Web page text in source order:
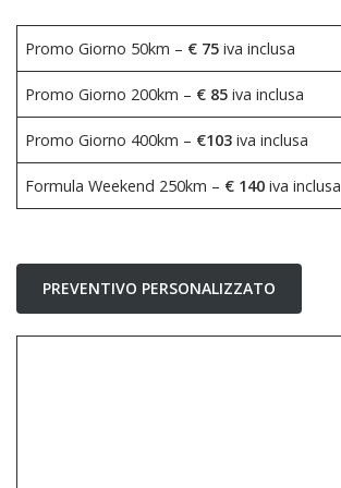
Promo Giorno 50km – € 75iva inclusa
Promo Giorno 200km – € 85iva inclusa
Promo Giorno 400km – €103 iva inclusa
Formula Weekend 250km – € 140 iva inclusa
PREVENTIVO PERSONALIZZATO